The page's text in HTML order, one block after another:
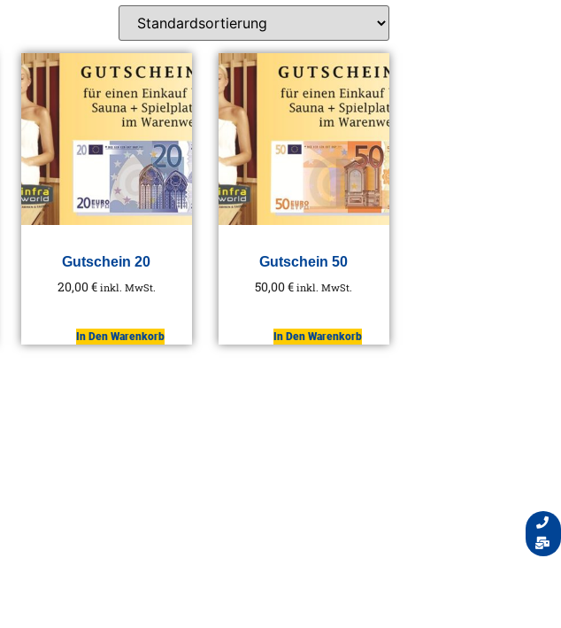
Gutschein 20
20,00€ inkl. MwSt.
In Den Warenkorb
Gutschein 50
50,00€ inkl. MwSt.
In Den Warenkorb